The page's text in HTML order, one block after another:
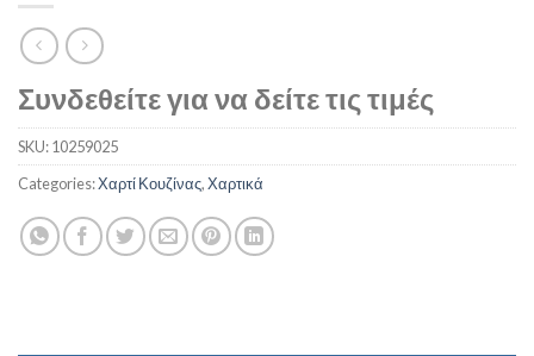
Συνδεθείτε για να δείτε τις τιμές
SKU:10259025
Categories:Χαρτί Κουζίνας,Χαρτικά